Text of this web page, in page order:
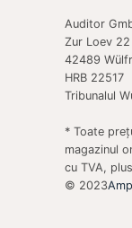
Auditor
Zur Loev 22
42489
HRB 22517
Tribunalul
* Toate
magazinul
cu TVA,
© 2023